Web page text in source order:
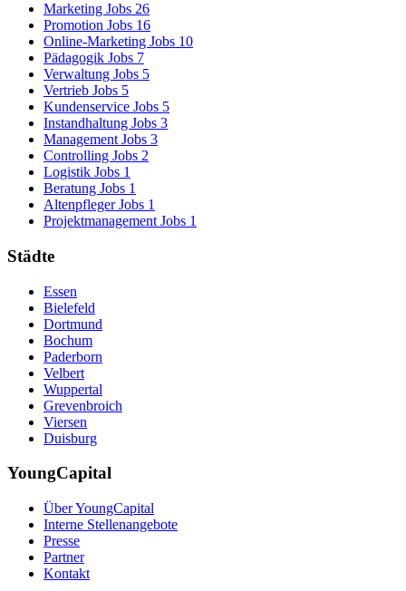
Marketing Jobs 26
Promotion Jobs 16
Online-Marketing Jobs 10
Pädagogik Jobs 7
Verwaltung Jobs 5
Vertrieb Jobs 5
Kundenservice Jobs 5
Instandhaltung Jobs 3
Management Jobs 3
Controlling Jobs 2
Logistik Jobs 1
Beratung Jobs 1
Altenpfleger Jobs 1
Projektmanagement Jobs 1
Städte
Essen
Bielefeld
Dortmund
Bochum
Paderborn
Velbert
Wuppertal
Grevenbroich
Viersen
Duisburg
YoungCapital
Über YoungCapital
Interne Stellenangebote
Presse
Partner
Kontakt